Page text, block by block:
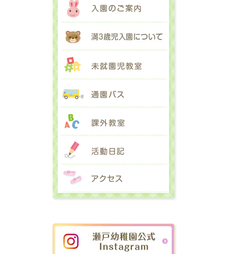
課外教室
活動日記
アクセス